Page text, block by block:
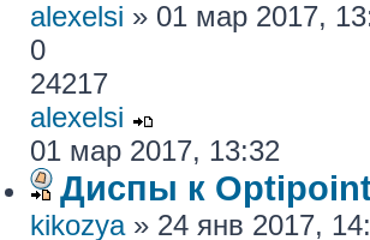
alexelsi » 01 мар 2017,
0
24217
alexelsi
01 мар 2017, 13:32
Диспы к Optipoint
kikozya» 24 янв 2017,